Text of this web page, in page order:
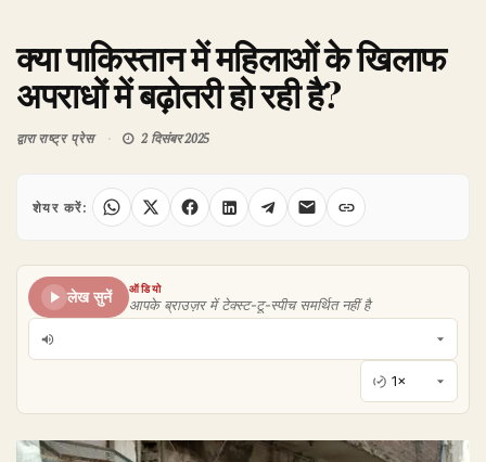
क्या पाकिस्तान में महिलाओं के खिलाफ
अपराधों में बढ़ोतरी हो रही है?
द्वाराराष्ट्र प्रेस 2 दिसंबर 2025
शेयर करें:
लेख सुनें
ऑडियो
आपके ब्राउज़र में टेक्स्ट-टू-स्पीच समर्थित नहीं है